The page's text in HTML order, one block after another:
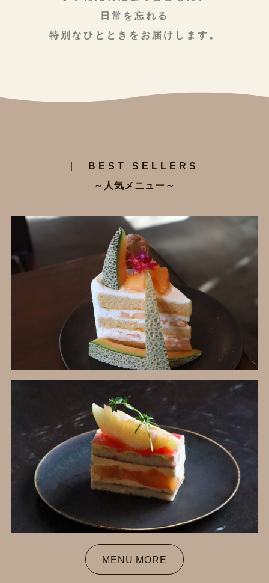
日常を忘れる
特別なひとときをお届けします。
| BEST SELLERS
～人気メニュー～
MENU MORE